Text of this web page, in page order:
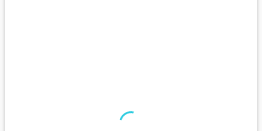
excursions. Le parc national de New Forest, proche de la ville,